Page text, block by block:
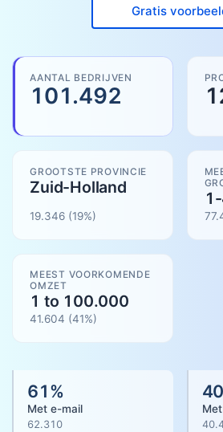
Gratis
AANTAL BEDRIJVEN
101.492
GROOTSTE PROVINCIE
Zuid-Holland
19.346 (19%)
MEEST VOORKOMENDE
OMZET
1 to 100.000
41.604 (41%)
61%
Met e-mail
62.310
40